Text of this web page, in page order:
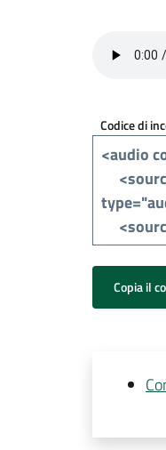
Codice di
Copia il